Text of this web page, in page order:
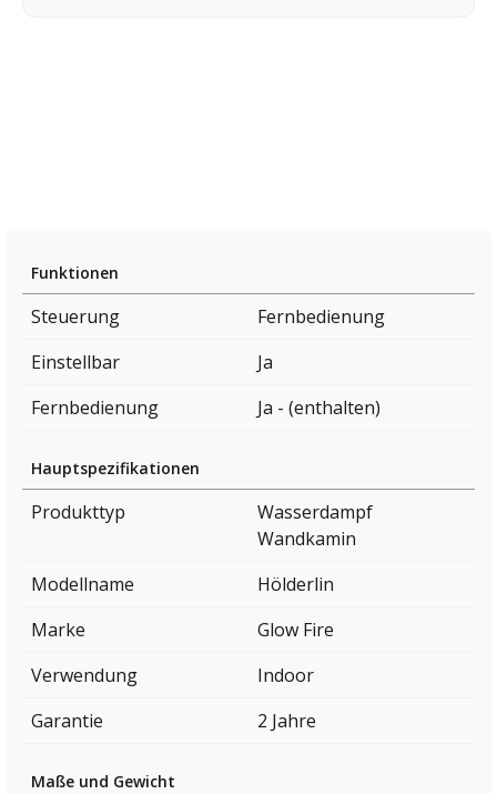
Funktionen
Steuerung
Fernbedienung
Einstellbar
Ja
Fernbedienung
Ja - (enthalten)
Hauptspezifikationen
Produkttyp
Wasserdampf
Wandkamin
Modellname
Hölderlin
Marke
Glow Fire
Verwendung
Indoor
Garantie
2 Jahre
Maße und Gewicht